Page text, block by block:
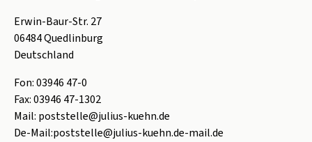
Erwin-Baur-Str. 27
06484Quedlinburg
Deutschland
Fon:03946 47-0
Fax:03946 47-1302
Mail: poststelle@julius-kuehn.de
De-Mail:poststelle@julius-kuehn.de-mail.de